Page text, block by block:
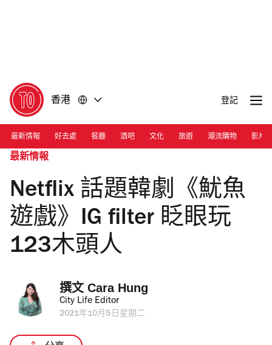
香港 登記
最新情報 好去處 餐廳 酒吧 文化 旅遊 潮流購物 影片
最新情報
Netflix 話題韓劇《魷魚
遊戲》IG filter 眨眼玩
123木頭人
撰文 Cara Hung
City Life Editor
2021年10月5日星期二